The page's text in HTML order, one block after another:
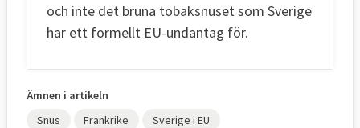
och inte det bruna tobaksnuset som Sverige
har ett formellt EU-undantag för.
Ämnen i artikeln
Snus
Frankrike Sverige i EU